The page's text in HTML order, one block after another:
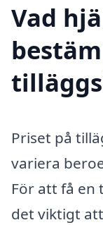
Vad
Priset på
variera
För att få en
det viktigt